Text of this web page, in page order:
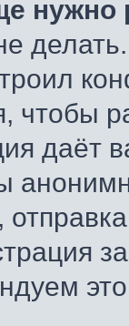
нужно
чтобы
даёт